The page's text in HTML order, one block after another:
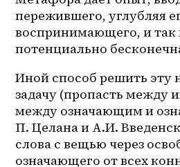
пережившего, углубляя
воспринимающего, и
потенциально
Иной способ решить эту
задачу (пропасть между
между означающим и
П. Целана и А.И.
слова с вещью через
означающего от всех